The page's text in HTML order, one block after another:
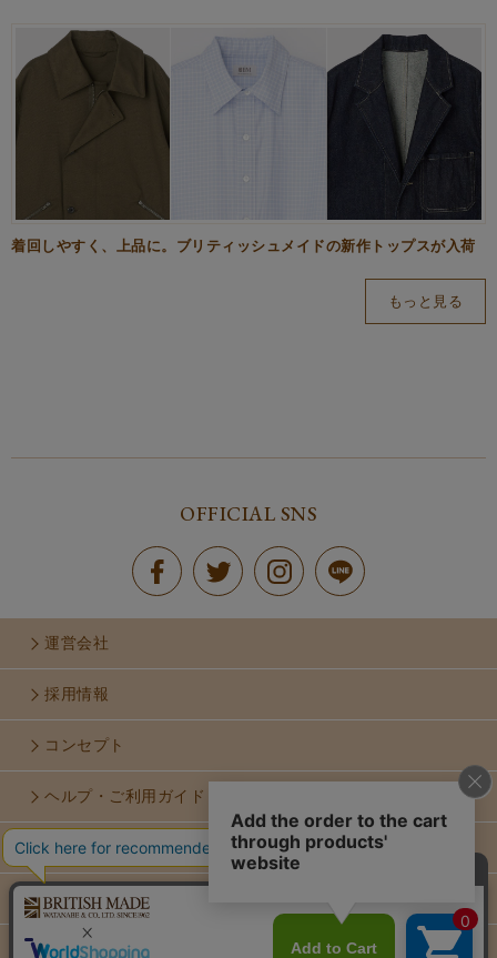
着回しやすく、上品に。ブリティッシュメイドの新作トップスが入荷
もっと見る
OFFICIAL SNS
運営会社
採用情報
コンセプト
ヘルプ・ご利用ガイド
お問い合せ
利用規約
個人情報保護方針